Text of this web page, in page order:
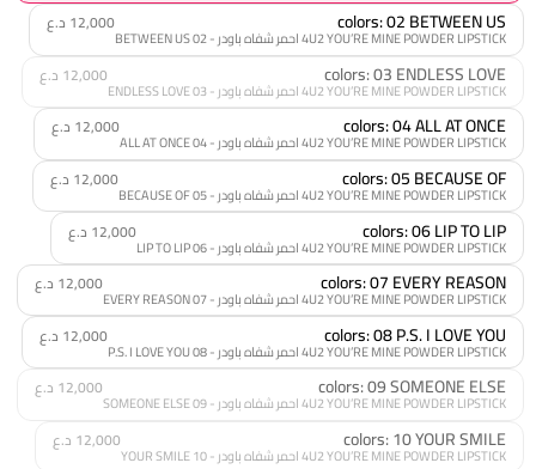
colors: 02 BETWEEN US
4U2 YOU’RE MINE POWDER LIPSTICK احمر شفاه باودر - 02 BETWEEN US
12,000 د.ع
colors: 03 ENDLESS LOVE
4U2 YOU’RE MINE POWDER LIPSTICK احمر شفاه باودر - 03 ENDLESS LOVE
12,000 د.ع
colors: 04 ALL AT ONCE
4U2 YOU’RE MINE POWDER LIPSTICK احمر شفاه باودر - 04 ALL AT ONCE
12,000 د.ع
colors: 05 BECAUSE OF
4U2 YOU’RE MINE POWDER LIPSTICK احمر شفاه باودر - 05 BECAUSE OF
12,000 د.ع
colors: 06 LIP TO LIP
4U2 YOU’RE MINE POWDER LIPSTICK احمر شفاه باودر - 06 LIP TO LIP
12,000 د.ع
colors: 07 EVERY REASON
4U2 YOU’RE MINE POWDER LIPSTICK احمر شفاه باودر - 07 EVERY REASON
12,000 د.ع
colors: 08 P.S. I LOVE YOU
4U2 YOU’RE MINE POWDER LIPSTICK احمر شفاه باودر - 08 P.S. I LOVE YOU
12,000 د.ع
colors: 09 SOMEONE ELSE
4U2 YOU’RE MINE POWDER LIPSTICK احمر شفاه باودر - 09 SOMEONE ELSE
12,000 د.ع
colors: 10 YOUR SMILE
4U2 YOU’RE MINE POWDER LIPSTICK احمر شفاه باودر - 10 YOUR SMILE
12,000 د.ع